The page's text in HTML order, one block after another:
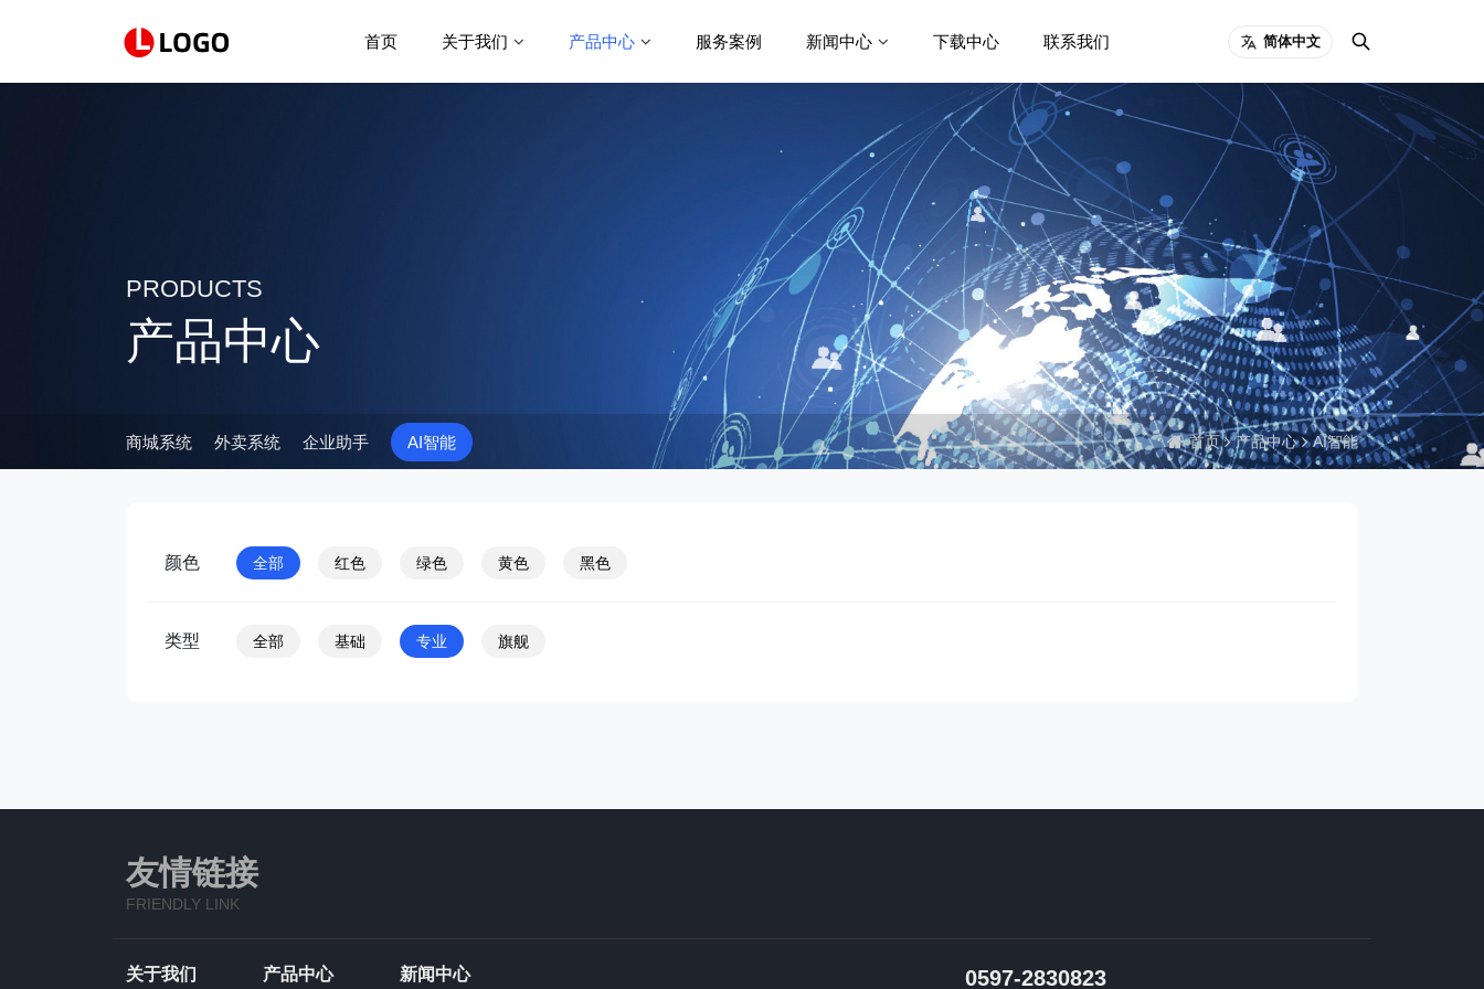
首页 关于我们 产品中心 服务案例 新闻中心 下载中心 联系我们 简体中文
PRODUCTS
产品中心
商城系统 外卖系统 企业助手 AI智能 首页 产品中心 AI智能
颜色 全部 红色 绿色 黄色 黑色
类型 全部 基础 专业 旗舰
友情链接
FRIENDLY LINK
关于我们 产品中心 新闻中心 0597-2830823